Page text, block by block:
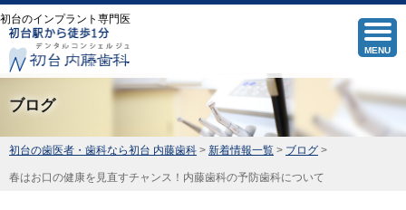
初台のインプラント専門医
MENU
ブログ
初台の歯医者・歯科なら初台 内藤歯科 > 新着情報一覧 > ブログ >
春はお口の健康を見直すチャンス！内藤歯科の予防歯科について